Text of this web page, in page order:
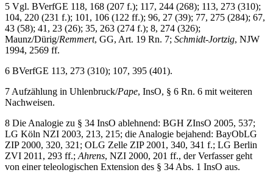
5 Vgl. BVerfGE 118, 168 (207 f.); 117, 244 (268); 113, 273 (310);
104, 220 (231 f.); 101, 106 (122 ff.); 96, 27 (39); 77, 275 (284); 67,
43 (58); 41, 23 (26); 35, 263 (274 f.); 8, 274 (326);
Maunz/Dürig/Remmert, GG, Art. 19 Rn. 7; Schmidt-Jortzig, NJW
1994, 2569 ff.
6 BVerfGE 113, 273 (310); 107, 395 (401).
7 Aufzählung in Uhlenbruck/Pape, InsO, § 6 Rn. 6 mit weiteren
Nachweisen.
8 Die Analogie zu § 34 InsO ablehnend: BGH ZInsO 2005, 537;
LG Köln NZI 2003, 213, 215; die Analogie bejahend: BayObLG
ZIP 2000, 320, 321; OLG Zelle ZIP 2001, 340, 341 f.; LG Berlin
ZVI 2011, 293 ff.; Ahrens, NZI 2000, 201 ff., der Verfasser geht
von einer teleologischen Extension des § 34 Abs. 1 InsO aus.